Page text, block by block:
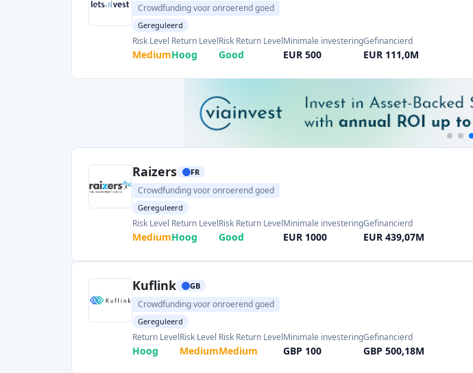
Crowdfunding voor onroerend goed
Gereguleerd
Risk Level
Medium
Return Level
Hoog
Risk Return Level
Good
Minimale investering
EUR 500
Gefinancierd
EUR 111,0M
Raizers FR
Crowdfunding voor onroerend goed
Gereguleerd
Risk Level
Medium
Return Level
Hoog
Risk Return Level
Good
Minimale investering
EUR 1000
Gefinancierd
EUR 439,07M
Kuflink GB
Crowdfunding voor onroerend goed
Gereguleerd
Return Level
Hoog
Risk Level
Medium
Risk Return Level
Medium
Minimale investering
GBP 100
Gefinancierd
GBP 500,18M